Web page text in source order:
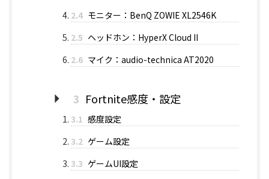
2.4 モニター：BenQ ZOWIE XL2546K
2.5 ヘッドホン：HyperX Cloud II
2.6 マイク：audio-technica AT2020
3 Fortnite感度・設定
3.1 感度設定
3.2 ゲーム設定
3.3 ゲームUI設定